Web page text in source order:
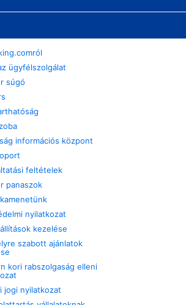
ügyfélszolgálat
súgó
információs központ
feltételek
panaszok
nyilatkozat
kezelése
szabott ajánlatok
kori rabszolgaság elleni
jogi nyilatkozat